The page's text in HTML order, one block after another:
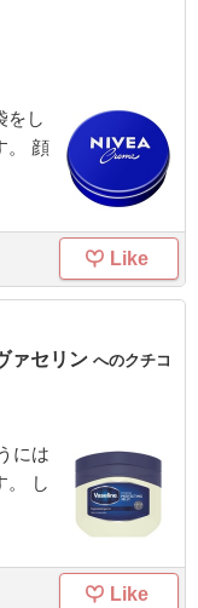
をし
。 顔
Like
ァセリン へのクチコ
には
。 し
Like